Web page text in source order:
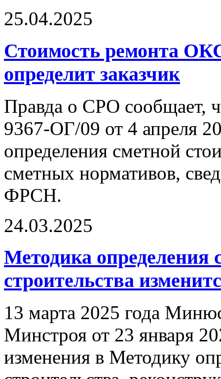
25.04.2025
Стоимость ремонта
определит заказчик
Правда о СРО сообщает,
9367-ОГ/09 от 4 апреля
определения сметной
сметных нормативов,
ФРСН.
24.03.2025
Методика определения
строительства
13 марта 2025 года
Минстроя от 23 января
изменения в Методику